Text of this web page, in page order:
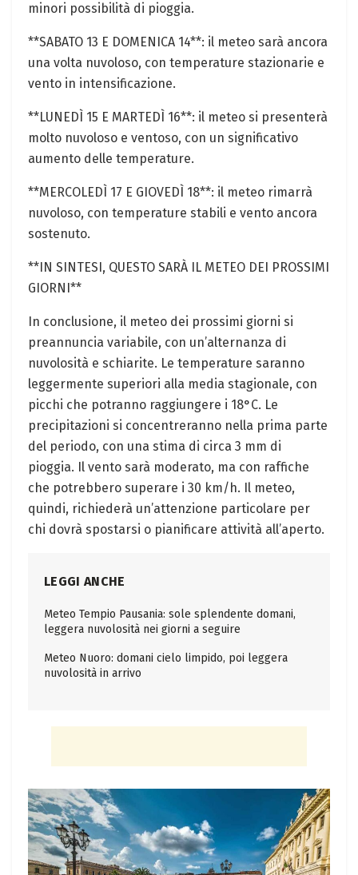
minori possibilità di pioggia.
**SABATO 13 E DOMENICA 14**: il meteo sarà ancora
una volta nuvoloso, con temperature stazionarie e
vento in intensificazione.
**LUNEDÌ 15 E MARTEDÌ 16**: il meteo si presenterà
molto nuvoloso e ventoso, con un significativo
aumento delle temperature.
**MERCOLEDÌ 17 E GIOVEDÌ 18**: il meteo rimarrà
nuvoloso, con temperature stabili e vento ancora
sostenuto.
**IN SINTESI, QUESTO SARÀ IL METEO DEI PROSSIMI
GIORNI**
In conclusione, il meteo dei prossimi giorni si
preannuncia variabile, con un’alternanza di
nuvolosità e schiarite. Le temperature saranno
leggermente superiori alla media stagionale, con
picchi che potranno raggiungere i 18°C. Le
precipitazioni si concentreranno nella prima parte
del periodo, con una stima di circa 3 mm di
pioggia. Il vento sarà moderato, ma con raffiche
che potrebbero superare i 30 km/h. Il meteo,
quindi, richiederà un’attenzione particolare per
chi dovrà spostarsi o pianificare attività all’aperto.
LEGGI ANCHE
Meteo Tempio Pausania: sole splendente domani,
leggera nuvolosità nei giorni a seguire
Meteo Nuoro: domani cielo limpido, poi leggera
nuvolosità in arrivo